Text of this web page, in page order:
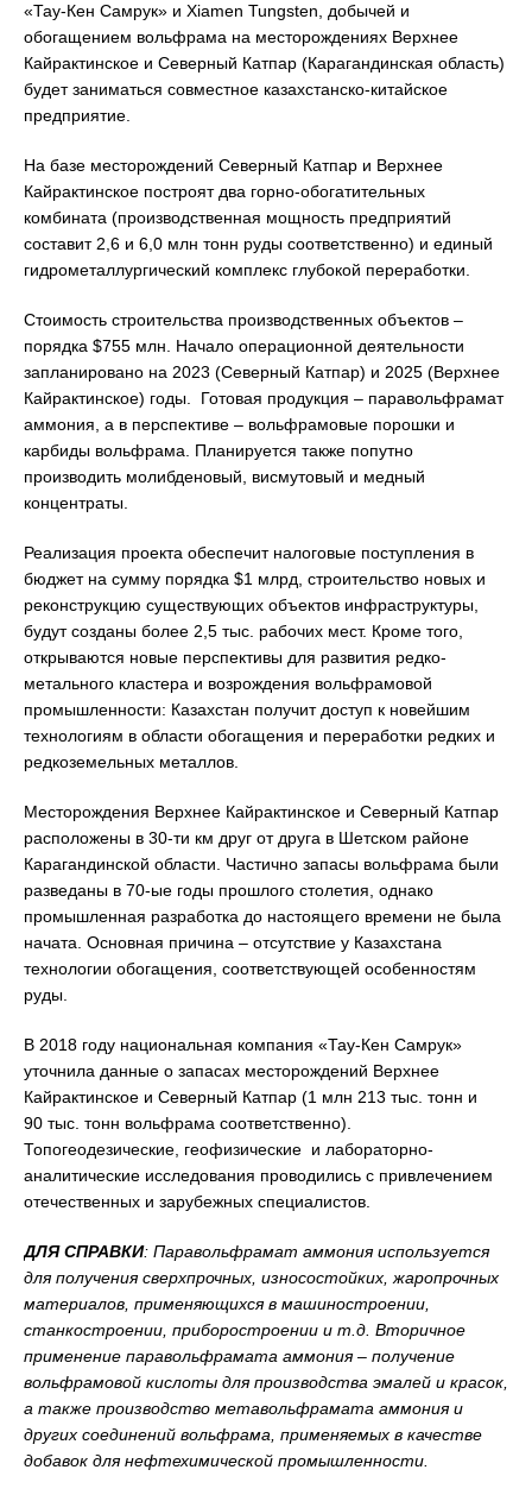
«Тау-Кен Самрук» и Xiamen Tungsten, добычей и
обогащением вольфрама на месторождениях Верхнее
Кайрактинское и Северный Катпар (Карагандинская область)
будет заниматься совместное казахстанско-китайское
предприятие.
На базе месторождений Северный Катпар и Верхнее
Кайрактинское построят два горно-обогатительных
комбината (производственная мощность предприятий
составит 2,6 и 6,0 млн тонн руды соответственно) и единый
гидрометаллургический комплекс глубокой переработки.
Стоимость строительства производственных объектов –
порядка $755 млн. Начало операционной деятельности
запланировано на 2023 (Северный Катпар) и 2025 (Верхнее
Кайрактинское) годы. Готовая продукция – паравольфрамат
аммония, а в перспективе – вольфрамовые порошки и
карбиды вольфрама. Планируется также попутно
производить молибденовый, висмутовый и медный
концентраты.
Реализация проекта обеспечит налоговые поступления в
бюджет на сумму порядка $1 млрд, строительство новых и
реконструкцию существующих объектов инфраструктуры,
будут созданы более 2,5 тыс. рабочих мест. Кроме того,
открываются новые перспективы для развития редко-
метального кластера и возрождения вольфрамовой
промышленности: Казахстан получит доступ к новейшим
технологиям в области обогащения и переработки редких и
редкоземельных металлов.
Месторождения Верхнее Кайрактинское и Северный Катпар
расположены в 30-ти км друг от друга в Шетском районе
Карагандинской области. Частично запасы вольфрама были
разведаны в 70-ые годы прошлого столетия, однако
промышленная разработка до настоящего времени не была
начата. Основная причина – отсутствие у Казахстана
технологии обогащения, соответствующей особенностям
руды.
В 2018 году национальная компания «Тау-Кен Самрук»
уточнила данные о запасах месторождений Верхнее
Кайрактинское и Северный Катпар (1 млн 213 тыс. тонн и
90 тыс. тонн вольфрама соответственно).
Топогеодезические, геофизические и лабораторно-
аналитические исследования проводились с привлечением
отечественных и зарубежных специалистов.
ДЛЯ СПРАВКИ: Паравольфрамат аммония используется
для получения сверхпрочных, износостойких, жаропрочных
материалов, применяющихся в машиностроении,
станкостроении, приборостроении и т.д. Вторичное
применение паравольфрамата аммония – получение
вольфрамовой кислоты для производства эмалей и красок,
а также производство метавольфрамата аммония и
других соединений вольфрама, применяемых в качестве
добавок для нефтехимической промышленности.